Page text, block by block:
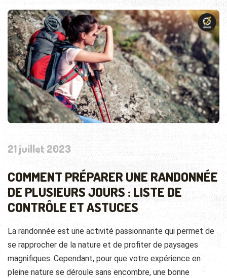
21 juillet 2023
COMMENT PRÉPARER UNE RANDONNÉE
DE PLUSIEURS JOURS : LISTE DE
CONTRÔLE ET ASTUCES
La randonnée est une activité passionnante qui permet de
se rapprocher de la nature et de profiter de paysages
magnifiques. Cependant, pour que votre expérience en
pleine nature se déroule sans encombre, une bonne